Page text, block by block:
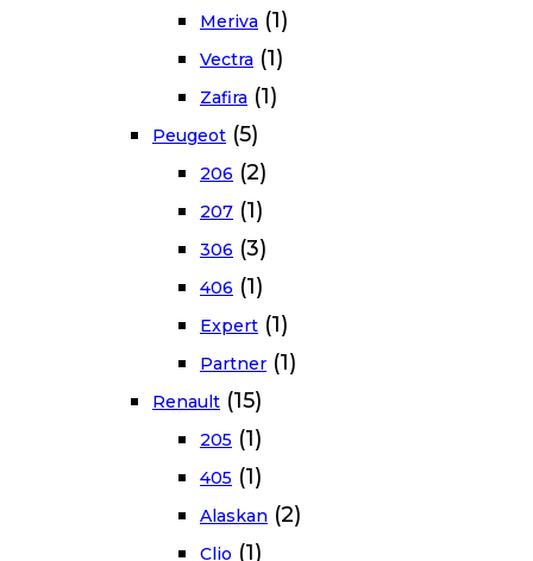
Meriva (1)
Vectra (1)
Zafira (1)
Peugeot (5)
206 (2)
207 (1)
306 (3)
406 (1)
Expert (1)
Partner (1)
Renault (15)
205 (1)
405 (1)
Alaskan (2)
Clio (1)